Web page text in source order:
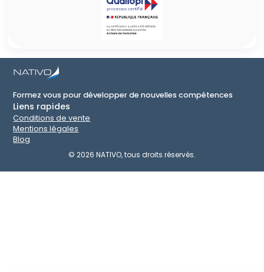
Formez vous pour développer de nouvelles compétences
Liens rapides
Conditions de vente
Mentions légales
Blog
© 2026 NATIVO, tous droits réservés.